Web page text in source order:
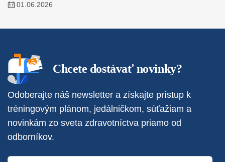
01.06.2026
Chcete dostávať novinky?
Odoberajte náš newsletter a získajte prístup k
tréningovým plánom, jedálničkom, súťažiam a
novinkám zo sveta zdravotníctva priamo od
odborníkov.